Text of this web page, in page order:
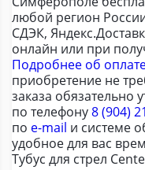
любой регион
СДЭК,
онлайн или при
Подробнее об
приобретение не
заказа обязательно
по телефону8 (904)
по e-mail и системе
удобное для вас
Тубус для стрел